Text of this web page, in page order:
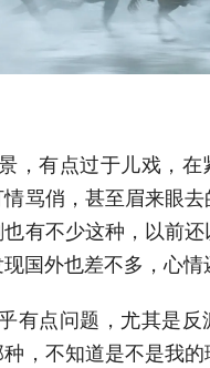
，有点过于儿戏，在
骂俏，甚至眉来眼
也有不少这种，以前
国外也差不多，心情
有点问题，尤其是
，不知道是不是我